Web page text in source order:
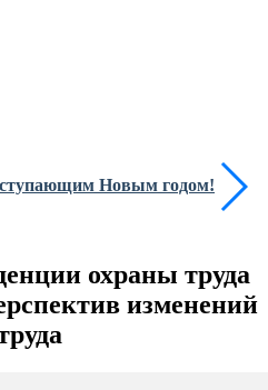
Новым годом!
охраны труда
изменений